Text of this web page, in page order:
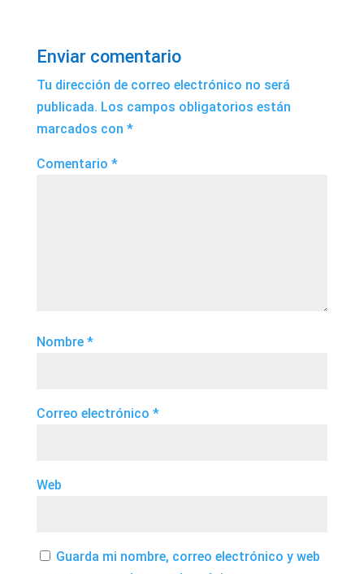
Enviar comentario
Tu dirección de correo electrónico no será
publicada. Los campos obligatorios están
marcados con *
Comentario *
Nombre *
Correo electrónico *
Web
Guarda mi nombre, correo electrónico y web